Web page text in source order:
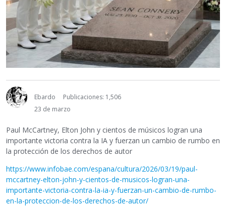
Ebardo
Publicaciones: 1,506
23 de marzo
Paul McCartney, Elton John y cientos de músicos logran una
importante victoria contra la IA y fuerzan un cambio de rumbo en
la protección de los derechos de autor
https://www.infobae.com/espana/cultura/2026/03/19/paul-
mccartney-elton-john-y-cientos-de-musicos-logran-una-
importante-victoria-contra-la-ia-y-fuerzan-un-cambio-de-rumbo-
en-la-proteccion-de-los-derechos-de-autor/